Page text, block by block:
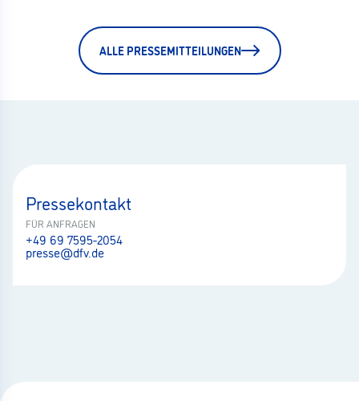
ALLE PRESSEMITTEILUNGEN
Pressekontakt
FÜR ANFRAGEN
+49 69 7595-2054
presse@dfv.de